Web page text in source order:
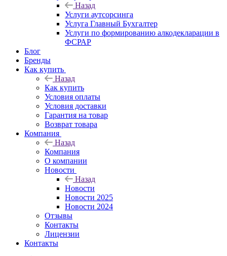
Назад
Услуги аутсорсинга
Услуга Главный Бухгалтер
Услуги по формированию алкодекларации в
ФСРАР
Блог
Бренды
Как купить
Назад
Как купить
Условия оплаты
Условия доставки
Гарантия на товар
Возврат товара
Компания
Назад
Компания
О компании
Новости
Назад
Новости
Новости 2025
Новости 2024
Отзывы
Контакты
Лицензии
Контакты